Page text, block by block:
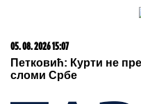
BOJANA LAZIĆ
letovanju: Doručak u